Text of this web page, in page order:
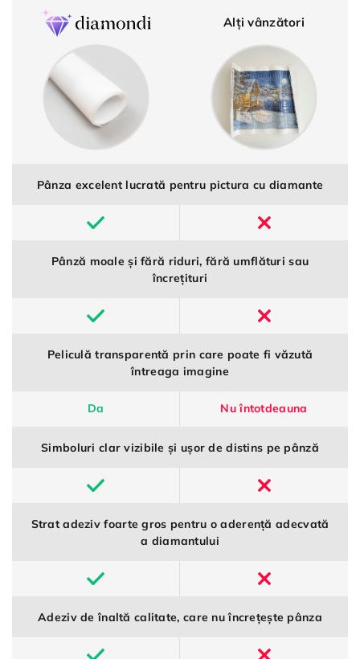
Alți vânzători
Pânza excelent lucrată pentru pictura cu diamante
Pânză moale și fără riduri, fără umflături sau
încrețituri
Peliculă transparentă prin care poate fi văzută
întreaga imagine
Da Nu întotdeauna
Simboluri clar vizibile și ușor de distins pe pânză
Strat adeziv foarte gros pentru o aderență adecvată
a diamantului
Adeziv de înaltă calitate, care nu încrețește pânza